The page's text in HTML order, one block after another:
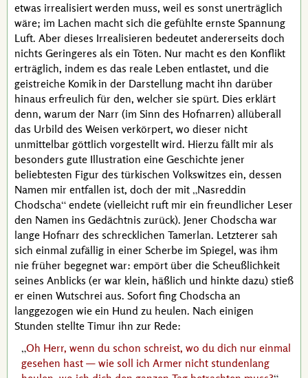
etwas irrealisiert werden muss, weil es sonst unerträglich
wäre; im Lachen macht sich die gefühlte ernste Spannung
Luft. Aber dieses Irrealisieren bedeutet andererseits doch
nichts Geringeres als ein Töten. Nur macht es den Konflikt
erträglich, indem es das reale Leben entlastet, und die
geistreiche Komik in der Darstellung macht ihn darüber
hinaus erfreulich für den, welcher sie spürt. Dies erklärt
denn, warum der Narr (im Sinn des Hofnarren) allüberall
das Urbild des Weisen verkörpert, wo dieser nicht
unmittelbar göttlich vorgestellt wird. Hierzu fällt mir als
besonders gute Illustration eine Geschichte jener
beliebtesten Figur des türkischen Volkswitzes ein, dessen
Namen mir entfallen ist, doch der mit Nasreddin
Chodscha endete (vielleicht ruft mir ein freundlicher Leser
den Namen ins Gedächtnis zurück). Jener Chodscha war
lange Hofnarr des schrecklichen Tamerlan. Letzterer sah
sich einmal zufällig in einer Scherbe im Spiegel, was ihm
nie früher begegnet war: empört über die Scheußlichkeit
seines Anblicks (er war klein, häßlich und hinkte dazu) stieß
er einen Wutschrei aus. Sofort fing Chodscha an
langgezogen wie ein Hund zu heulen. Nach einigen
Stunden stellte Timur ihn zur Rede:
Oh Herr, wenn du schon schreist, wo du dich nur einmal
gesehen hast — wie soll ich Armer nicht stundenlang